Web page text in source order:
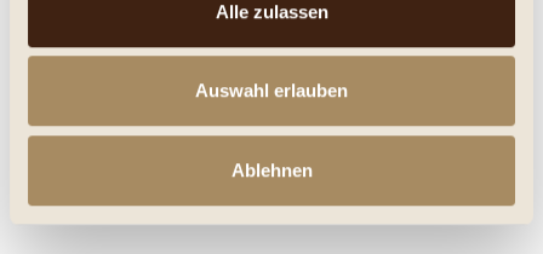
Alle zulassen
Auswahl erlauben
Ablehnen
Merken